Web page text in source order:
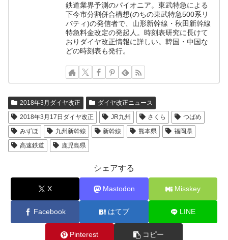
鉄道業界予測のパイオニア。東武特急による
下今市分割併合構想(のちの東武特急500系リ
バティ)の発信者で、山形新幹線・秋田新幹線
特急料金改定の発起人。時刻表研究に長けて
おりダイヤ改正情報に詳しい。韓国・中国な
どの時刻表も発行。
2018年3月ダイヤ改正
ダイヤ改正ニュース
2018年3月17日ダイヤ改正
JR九州 さくら
つばめ
みずほ
九州新幹線 新幹線 熊本県
福岡県
高速鉄道
鹿児島県
シェアする
X Mastodon Misskey
Facebook はてブ LINE
Pinterest コピー